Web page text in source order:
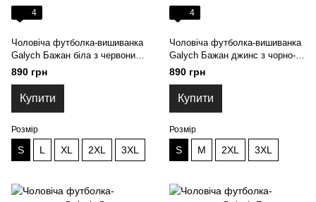
4
Чоловіча футболка-вишиванка
Galych Бажан біла з червоним
5678 (S)
890 грн
Купити
Розмір
S L XL 2XL 3XL
4
Чоловіча футболка-вишиванка
Galych Бажан джинс з чорно-
білим 5644 (S)
890 грн
Купити
Розмір
S M 2XL 3XL